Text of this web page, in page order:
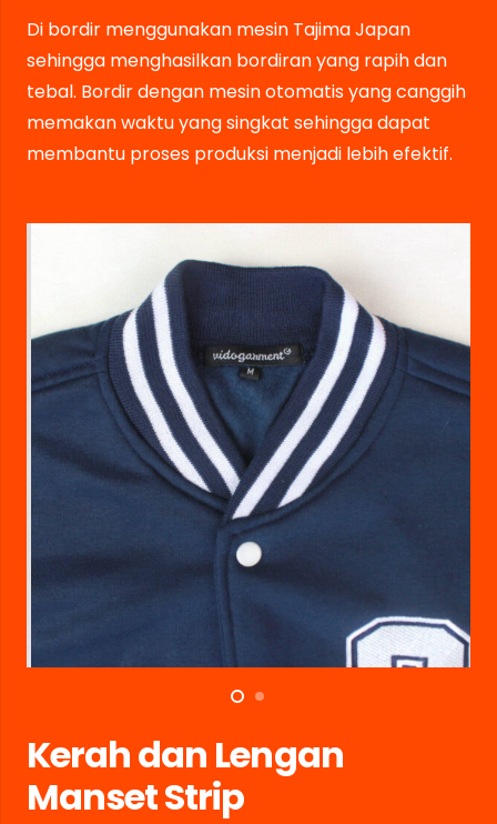
Di bordir menggunakan mesin Tajima Japan
sehingga menghasilkan bordiran yang rapih dan
tebal. Bordir dengan mesin otomatis yang canggih
memakan waktu yang singkat sehingga dapat
membantu proses produksi menjadi lebih efektif.
Kerah dan Lengan
Manset Strip